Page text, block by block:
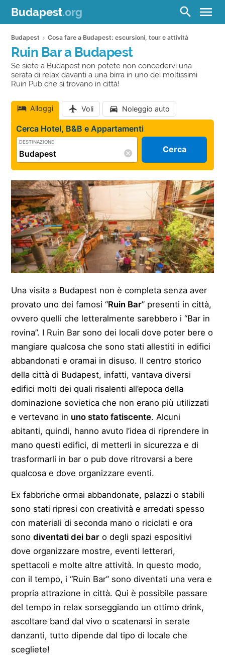
Budapest.org search menu
Budapest Cosa fare a Budapest: escursioni, tour e attività
Ruin Bar a Budapest
Se siete a Budapest non potete non concedervi una
serata di relax davanti a una birra in uno dei moltissimi
Ruin Pub che si trovano in città!
Alloggi Voli Noleggio auto
Cerca Hotel, B&B e Appartamenti
DESTINAZIONE
Cerca
Una visita a Budapest non è completa senza aver
provato uno dei famosi “Ruin Bar” presenti in città,
ovvero quelli che letteralmente sarebbero i “Bar in
rovina”. I Ruin Bar sono dei locali dove poter bere o
mangiare qualcosa che sono stati allestiti in edifici
abbandonati e oramai in disuso. Il centro storico
della città di Budapest, infatti, vantava diversi
edifici molti dei quali risalenti all’epoca della
dominazione sovietica che non erano più utilizzati
e vertevano in uno stato fatiscente. Alcuni
abitanti, quindi, hanno avuto l’idea di riprendere in
mano questi edifici, di metterli in sicurezza e di
trasformarli in bar o pub dove ritrovarsi a bere
qualcosa e dove organizzare eventi.
Ex fabbriche ormai abbandonate, palazzi o stabili
sono stati ripresi con creatività e arredati spesso
con materiali di seconda mano o riciclati e ora
sonodiventati dei bar o degli spazi espositivi
dove organizzare mostre, eventi letterari,
spettacoli e molte altre attività. In questo modo,
con il tempo, i “Ruin Bar” sono diventati una vera e
propria attrazione in città. Qui è possibile passare
del tempo in relax sorseggiando un ottimo drink,
ascoltare band dal vivo o scatenarsi in serate
danzanti, tutto dipende dal tipo di locale che
scegliete!